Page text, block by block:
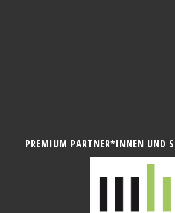
PREMIUM PARTNER*INNEN UND